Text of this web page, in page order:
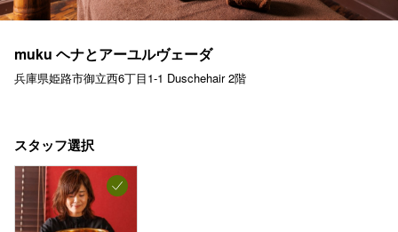
muku ヘナとアーユルヴェーダ
兵庫県姫路市御立西6丁目1-1 Duschehair 2階
スタッフ選択